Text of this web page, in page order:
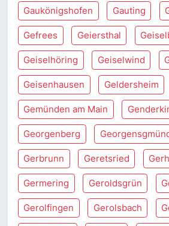
Gaukönigshofen Gauting
Gefrees Geiersthal
Geiselhöring Geiselwind
Geisenhausen Geldersheim
Gemünden am Main
Georgenberg
Gerbrunn Geretsried
Germering Geroldsgrün
Gerolfingen Gerolsbach